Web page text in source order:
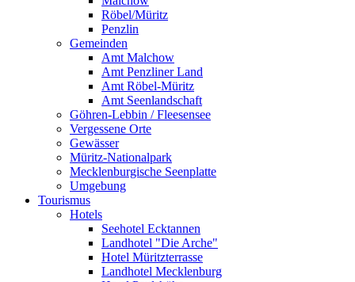
Röbel/Müritz
Penzlin
Gemeinden
Amt Malchow
Amt Penzliner Land
Amt Röbel-Müritz
Amt Seenlandschaft
Göhren-Lebbin / Fleesensee
Vergessene Orte
Gewässer
Müritz-Nationalpark
Mecklenburgische Seenplatte
Umgebung
Tourismus
Hotels
Seehotel Ecktannen
Landhotel "Die Arche"
Hotel Müritzterrasse
Landhotel Mecklenburg